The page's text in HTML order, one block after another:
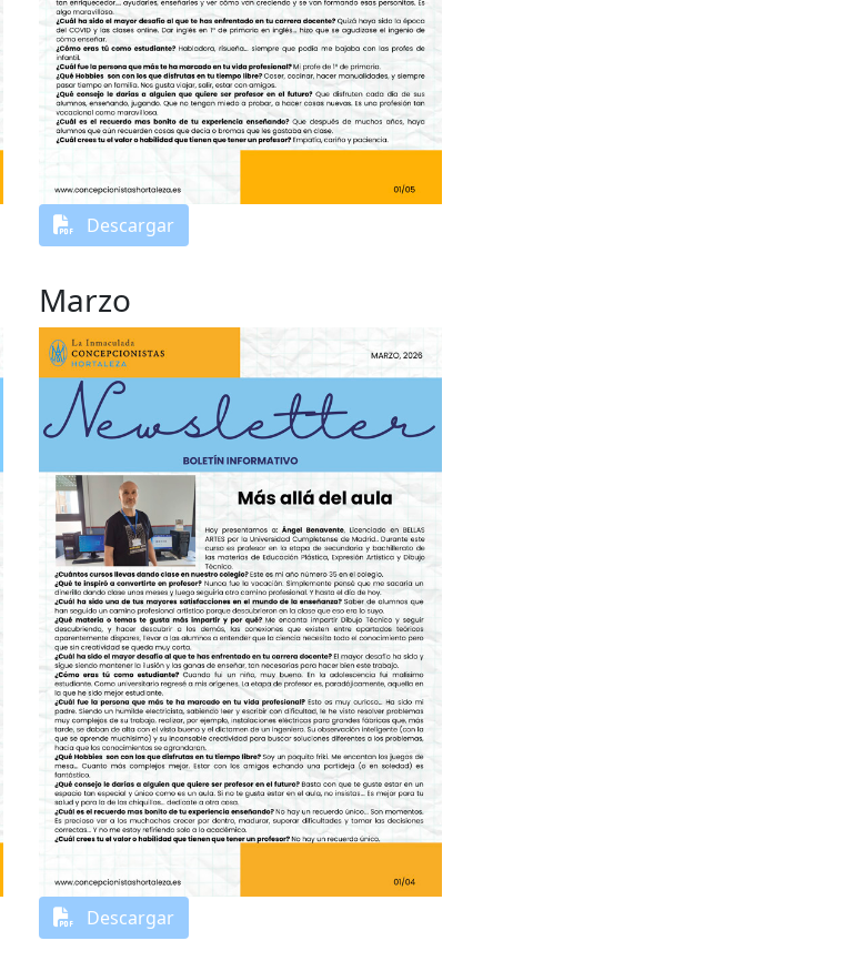
Descargar
Marzo
Descargar